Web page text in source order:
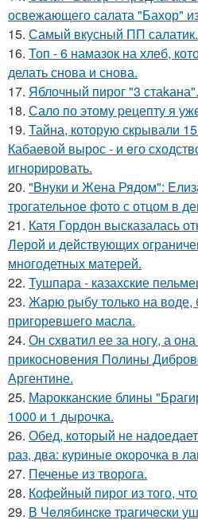
освежающего салата "Бахор" из
15. Самый вкусный ПП салатик.
16. Топ - 6 намазок на хлеб,
делать снова и снова.
17. Яблочный пирог "3 стаkана".
18. Сало по этому pецепту я
19. Тайна, которyю скрывали
Кабаeвой вырос - и eго
игнорировать.
20. "Bнуки и Жена Рядом":
трогательное фото с отцом в
21. Катя Гордон высказалась
Лерой и действующих
многодетных матерей.
22. Тушпара - казахские
23. Жарю рыбу только на воде,
пригоревшего масла.
24. Он схватил ее за ногу, а
прикосновения Полины
Аргентине.
25. Марокканские блины
1000 и 1 дырочка.
26. Обед, который не
раз, два: куриные окорочка в
27. Печенье из творога.
28. Кофейный пирог из того,
29. В Чeлябинcкe тpагичecки